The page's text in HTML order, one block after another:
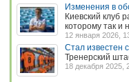
Изменения в
Киевский клуб
которому так и
12 января 2026,
Стал известен
Тренерский
18 декабря 2025,